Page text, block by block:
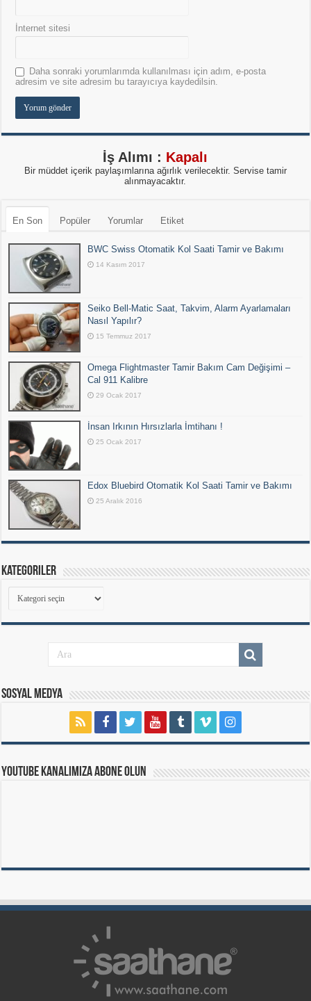
İnternet sitesi
Daha sonraki yorumlarımda kullanılması için adım, e-posta
adresim ve site adresim bu tarayıcıya kaydedilsin.
İş Alımı : Kapalı
Bir müddet içerik paylaşımlarına ağırlık verilecektir. Servise tamir
alınmayacaktır.
En Son Popüler Yorumlar Etiket
BWC Swiss Otomatik Kol Saati Tamir ve Bakımı
14 Kasım 2017
Seiko Bell-Matic Saat, Takvim, Alarm Ayarlamaları
Nasıl Yapılır?
15 Temmuz 2017
Omega Flightmaster Tamir Bakım Cam Değişimi –
Cal 911 Kalibre
29 Ocak 2017
İnsan Irkının Hırsızlarla İmtihanı !
25 Ocak 2017
Edox Bluebird Otomatik Kol Saati Tamir ve Bakımı
25 Aralık 2016
Kategoriler
Kategoriler
Sosyal Medya
Youtube Kanalımıza Abone Olun